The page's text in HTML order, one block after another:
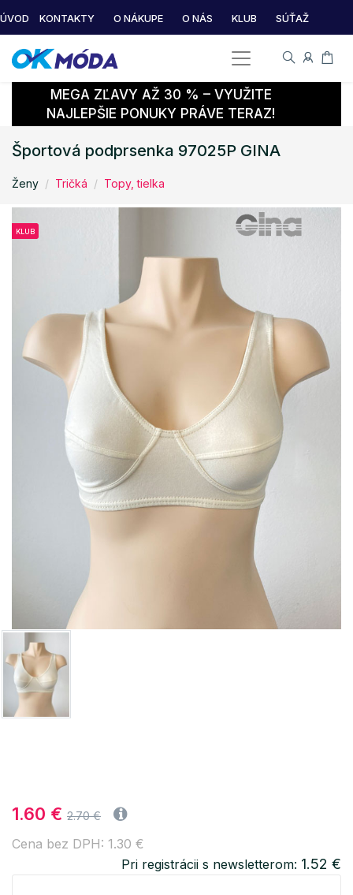
ÚVOD KONTAKTY O NÁKUPE O NÁS KLUB SÚŤAŽ
MEGA ZĽAVY AŽ 30 % – VYUŽITE
NAJLEPŠIE PONUKY PRÁVE TERAZ!
Športová podprsenka 97025P GINA
Ženy Tričká Topy, tielka
KLUB
1.60 € 2.70 €
Cena bez DPH: 1.30 €
Pri registrácii s newsletterom: 1.52 €